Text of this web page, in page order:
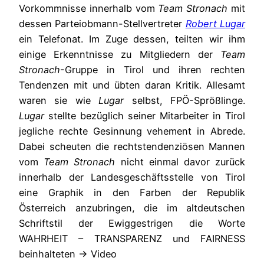
Vorkommnisse innerhalb vom Team Stronach mit
dessen Parteiobmann-Stellvertreter Robert Lugar
ein Telefonat. Im Zuge dessen, teilten wir ihm
einige Erkenntnisse zu Mitgliedern der Team
Stronach-Gruppe in Tirol und ihren rechten
Tendenzen mit und übten daran Kritik. Allesamt
waren sie wieLugarselbst, FPÖ-Sprößlinge.
Lugarstellte bezüglich seiner Mitarbeiter in Tirol
jegliche rechte Gesinnung vehement in Abrede.
Dabei scheuten die rechtstendenziösen Mannen
vom Team Stronach nicht einmal davor zurück
innerhalb der Landesgeschäftsstelle von Tirol
eine Graphik in den Farben der Republik
Österreich anzubringen, die im altdeutschen
Schriftstil der Ewiggestrigen die Worte
WAHRHEIT – TRANSPARENZ und FAIRNESS
beinhalteten → Video